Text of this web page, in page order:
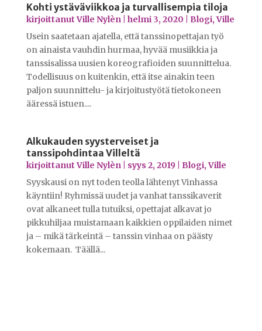
Kohti ystäväviikkoa ja turvallisempia tiloja
kirjoittanutVille Nylèn helmi 3, 2020 Blogi,Ville
Usein saatetaan ajatella, että tanssinopettajan työ
on ainaista vauhdin hurmaa, hyvää musiikkia ja
tanssisalissa uusien koreografioiden suunnittelua.
Todellisuus on kuitenkin, että itse ainakin teen
paljon suunnittelu- ja kirjoitustyötä tietokoneen
ääressä istuen....
Alkukauden syysterveiset ja
tanssipohdintaa Villeltä
kirjoittanutVille Nylèn syys 2, 2019| Blogi,Ville
Syyskausi on nyt toden teolla lähtenyt Vinhassa
käyntiin! Ryhmissä uudet ja vanhat tanssikaverit
ovat alkaneet tulla tutuiksi, opettajat alkavat jo
pikkuhiljaa muistamaan kaikkien oppilaiden nimet
ja – mikä tärkeintä – tanssin vinhaa on päästy
kokemaan. Täällä...